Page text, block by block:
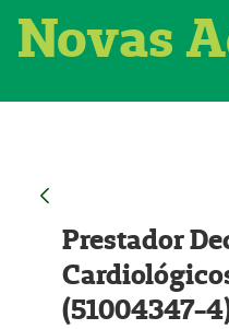
Novas
Prestador
(51004347-